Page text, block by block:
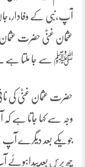
آپ،نبی کے
عثمان غنیؓ حضرت عثمان
ﷺ سے جا ملتا ہے .
حضرت عثمان غنیؓ کی
وجہ سے کہا جاتا ہے کہ
جویکے بعد دیگرے آپ
چھ برس بعدپیداہوئے